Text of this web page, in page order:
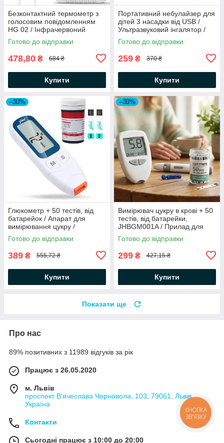
Безконтактний термометр з
голосовим повідомленням
HG 02 / Інфрачервоний
стаціонарний термометр
Готово до відправки
478,80 ₴ 684 ₴
Купити
Портативний небулайзер для
дітей 3 насадки від USB /
Ультразвуковий інгалятор /
Розпилювач для інгаляцій
Готово до відправки
259 ₴ 370 ₴
Купити
–30%
Глюкометр + 50 тестів, від
батарейок / Апарат для
вимірювання цукру /
Вимірювач цукру в крові
Готово до відправки
389 ₴ 555,72 ₴
Купити
–30%
Вимірювач цукру в крові + 50
тестів, від батарейки,
JHBGM001A / Прилад для
вимірювання цукру /
Глюкометр
Готово до відправки
299 ₴ 427,15 ₴
Купити
Показати ще
Про нас
89% позитивних з 11989 відгуків за рік
Працює з 26.05.2020
м. Львів
проспект В'ячеслава Чорновола, 103, 79061, Львів,
Україна
Контакти
Сьогодні працює з 10:00 до 20:00
КНОПКА
ЗВ'ЯЗКУ